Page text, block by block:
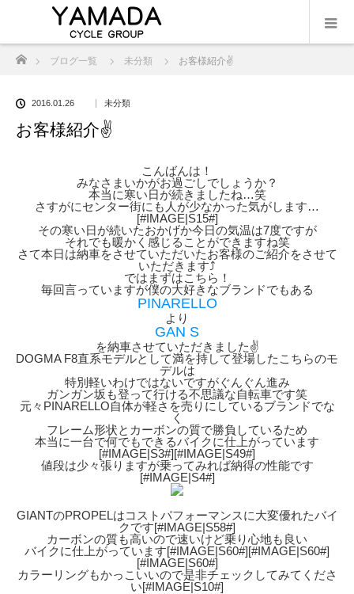
ブログ一覧 未分類 お客様紹介✌️
2016.01.26 未分類
お客様紹介✌️
こんばんは！
みなさまいかがお過ごしでしょうか？
本当に寒い日が続きましたね…笑
さすがにセンター街にも人が少なかった気がします…
[#IMAGE|S15#]
その寒い日が続いたおかげか今日の気温は7度ですが
それでも暖かく感じることができますね笑
さて本日は納車をさせていただいたお客様のご紹介をさせて
いただきます⤴︎
ではまずはこちら！
毎回言っていますが僕の大好きなブランドでもある
PINARELLO
より
GAN S
を納車させていただきました✌️
DOGMA F8直系モデルとして満を持して登場したこちらのモ
デルは
特別軽いわけではないですがぐんぐん進み
ガンガン坂も登って行ける不思議な自転車です笑
元々PINARELLO自体が軽さを売りにしているブランドでな
く
フレーム形状とカーボンの質で勝負しているため
本当に一台で何でもできるバイクに仕上がっています
[#IMAGE|S3#][#IMAGE|S49#]
値段は少々張りますが乗ってみれば納得の性能です
[#IMAGE|S4#]
GIANTのPROPELはコストパフォーマンスに大変優れたバイ
クです[#IMAGE|S58#]
カーボンの質も高いので速いけど乗り心地も良い
バイクに仕上がっています[#IMAGE|S60#][#IMAGE|S60#]
[#IMAGE|S60#]
カラーリングもかっこいいので是非チェックしてみてくださ
い[#IMAGE|S10#]